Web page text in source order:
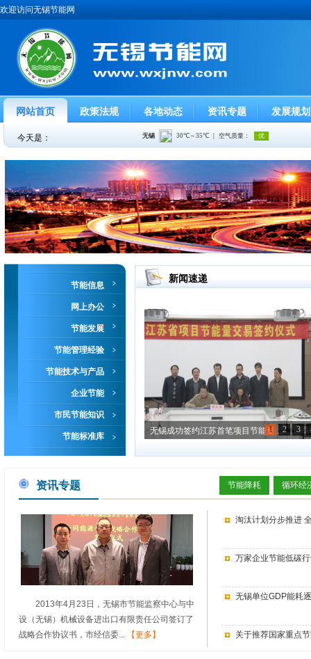
欢迎访问无锡节能网
网站首页 政策法规 各地动态 资讯专题 发展规划
今天是：
节能信息
网上办公
节能发展
节能管理经验
节能技术与产品
企业节能
市民节能知识
节能标准库
新闻速递
无锡成功签约江苏首笔项目节能量...
1 2 3
资讯专题 节能降耗 循环经
2013年4月23日，无锡市节能监察中心与中
设（无锡）机械设备进出口有限责任公司签订了
战略合作协议书，市经信委...
【更多】
淘汰计划分步推进
万家企业节能低碳
无锡单位GDP能耗
关于推荐国家重点